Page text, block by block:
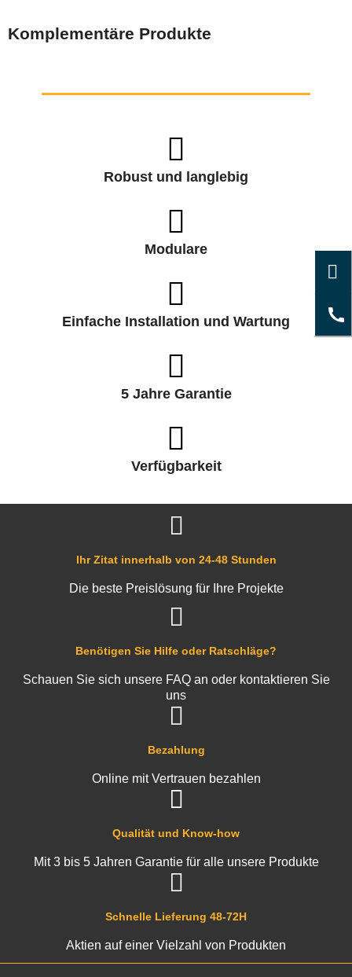
Komplementäre Produkte
Robust und langlebig
Modulare
Einfache Installation und Wartung
5 Jahre Garantie
Verfügbarkeit
Schnelle Lieferung 48-72H
Aktien auf einer Vielzahl von Produkten
Qualität und Know-how
Mit 3 bis 5 Jahren Garantie für alle unsere Produkte
Bezahlung
Online mit Vertrauen bezahlen
Benötigen Sie Hilfe oder Ratschläge?
Schauen Sie sich unsere FAQ an oder kontaktieren Sie
uns
Ihr Zitat innerhalb von 24-48 Stunden
Die beste Preislösung für Ihre Projekte